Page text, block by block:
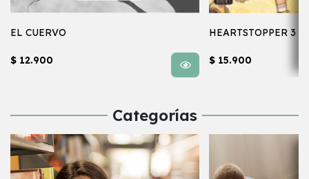
EL CUERVO
$ 12.900
HEARTSTOPPER 3
$ 15.900
Categorías